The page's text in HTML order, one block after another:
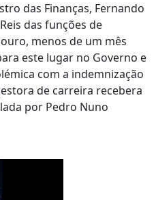
das Finanças, Fernando
das funções de
menos de um mês
este lugar no Governo e
com a indemnização
de carreira recebera
por Pedro Nuno